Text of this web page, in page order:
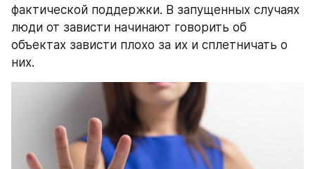
фактической поддержки. В запущенных случаях
люди от зависти начинают говорить об
объектах зависти плохо за их и сплетничать о
них.